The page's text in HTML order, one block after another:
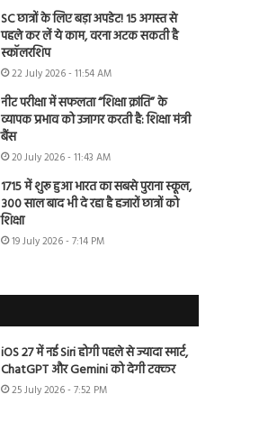
SC छात्रों के लिए बड़ा अपडेट! 15 अगस्त से
पहले कर लें ये काम, वरना अटक सकती है
स्कॉलरशिप
22 July 2026 - 11:54 AM
नीट परीक्षा में सफलता “शिक्षा क्रांति” के
व्यापक प्रभाव को उजागर करती है: शिक्षा मंत्री
बैंस
20 July 2026 - 11:43 AM
1715 में शुरू हुआ भारत का सबसे पुराना स्कूल,
300 साल बाद भी दे रहा है हजारों छात्रों को
शिक्षा
19 July 2026 - 7:14 PM
iOS 27 में नई Siri होगी पहले से ज्यादा स्मार्ट,
ChatGPT और Gemini को देगी टक्कर
25 July 2026 - 7:52 PM